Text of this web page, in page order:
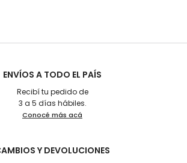
ENVÍOS A TODO EL PAÍS
Recibí tu pedido de
3 a 5 días hábiles.
Conocé más acá
Y DEVOLUCIONES